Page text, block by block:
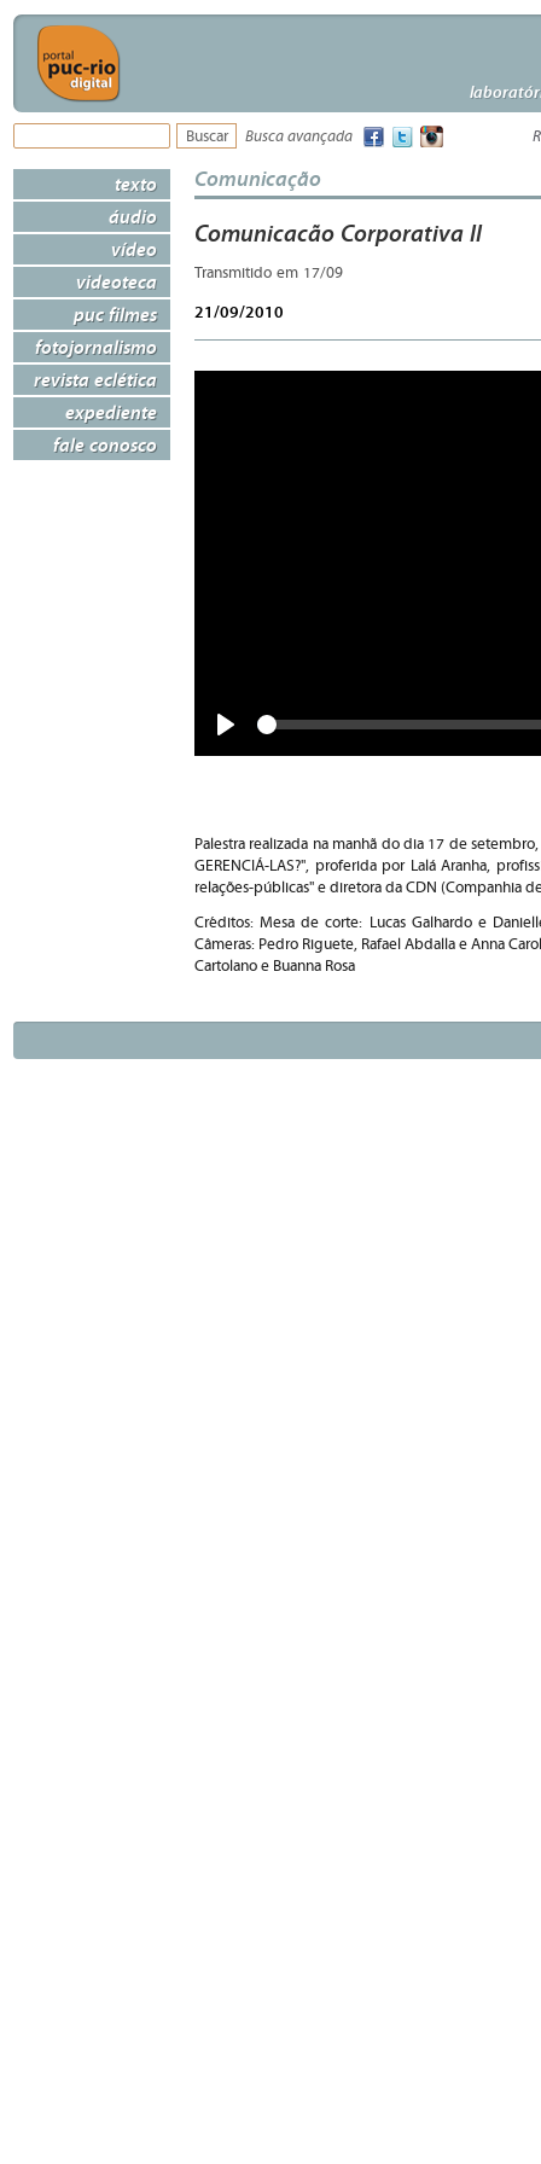
Busca avançada
texto
áudio
vídeo
videoteca
puc filmes
fotojornalismo
revista eclética
expediente
fale conosco
Comunicação
Comunicacão Corporativa II
Transmitido em 17/09
21/09/2010
Seek
Palestra realizada na manhã do dia 17 de
GERENCIÁ-LAS?", proferida por Lalá Aranha,
relações-públicas" e diretora da CDN (Companhia
Créditos: Mesa de corte: Lucas Galhardo e
Câmeras: Pedro Riguete, Rafael Abdalla e Anna
Cartolano e Buanna Rosa